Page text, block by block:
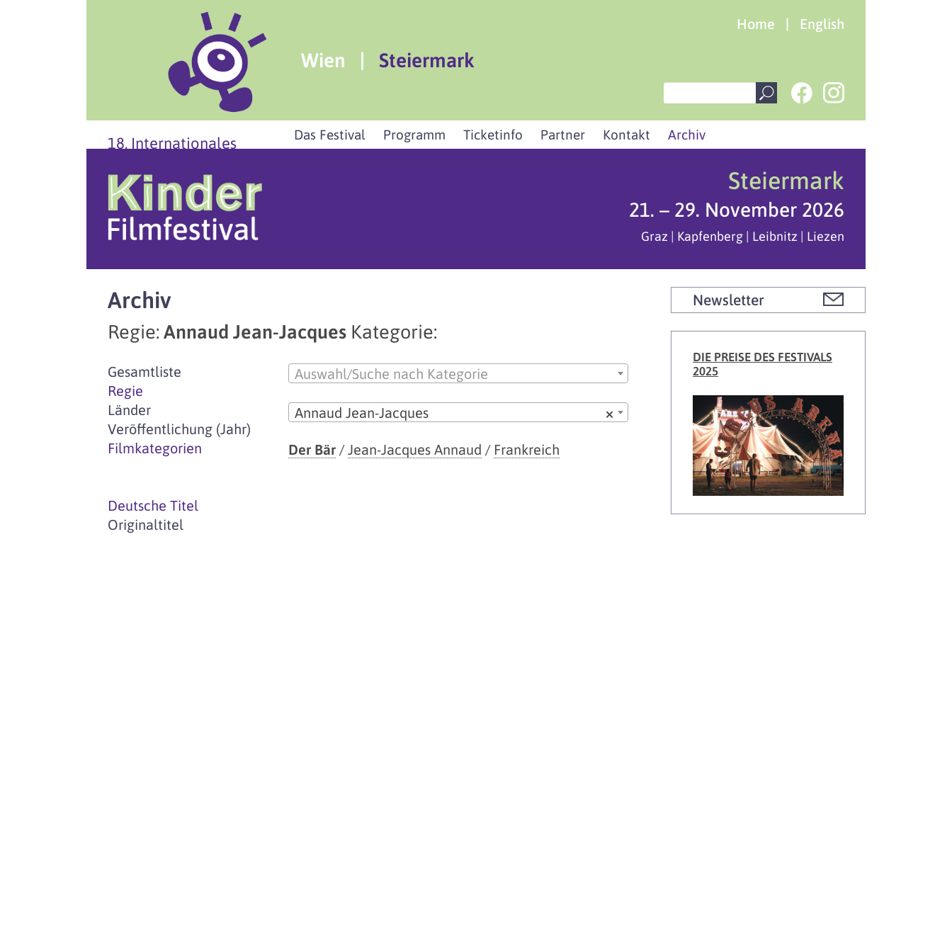
Home | English
Wien | Steiermark
18. Internationales Das Festival Programm Ticketinfo Partner Kontakt Archiv
Steiermark
21. – 29. November 2026
Graz | Kapfenberg | Leibnitz | Liezen
Archiv
Regie: Annaud Jean-Jacques Kategorie:
Gesamtliste
Regie
Länder
Veröffentlichung (Jahr)
Filmkategorien
Deutsche Titel
Originaltitel
Auswahl/Suche nach Kategorie
×
Annaud Jean-Jacques
Der Bär/ Jean-Jacques Annaud / Frankreich
Newsletter
DIE PREISE DES FESTIVALS
2025